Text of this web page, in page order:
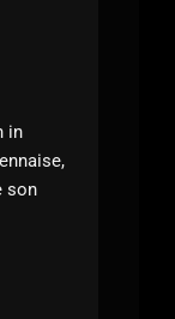
in
son